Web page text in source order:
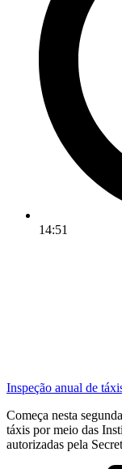
14:51
Inspeção anual de
Começa nesta
táxis por meio das
autorizadas pela